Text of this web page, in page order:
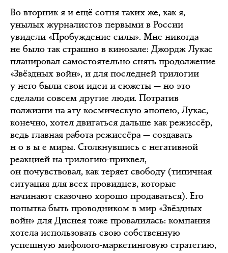
Во вторник я и ещё сотня таких же, как я,
унылых журналистов первыми в России
увидели «Пробуждение силы». Мне никогда
не было так страшно в кинозале: Джордж Лукас
планировал самостоятельно снять продолжение
«Звёздных войн», и для последней трилогии
у него были свои идеи и сюжеты — но это
сделали совсем другие люди. Потратив
полжизни на эту космическую эпопею, Лукас,
конечно, хотел двигаться дальше как режиссёр,
ведь главная работа режиссёра — создавать
н о в ы е миры. Столкнувшись с негативной
реакцией на трилогию-приквел,
он почувствовал, как теряет свободу (типичная
ситуация для всех провидцев, которые
начинают сказочно хорошо продаваться). Его
попытка быть проводником в мир «Звёздных
войн» для Диснея тоже провалилась: компания
хотела использовать свою собственную
успешную мифолого-маркетинговую стратегию,